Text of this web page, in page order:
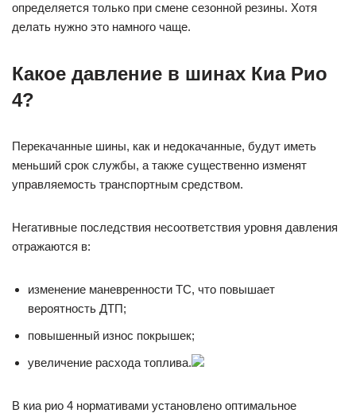
определяется только при смене сезонной резины. Хотя
делать нужно это намного чаще.
Какое давление в шинах Киа Рио
4?
Перекачанные шины, как и недокачанные, будут иметь
меньший срок службы, а также существенно изменят
управляемость транспортным средством.
Негативные последствия несоответствия уровня давления
отражаются в:
изменение маневренности ТС, что повышает
вероятность ДТП;
повышенный износ покрышек;
увеличение расхода топлива.
В киа рио 4 нормативами установлено оптимальное